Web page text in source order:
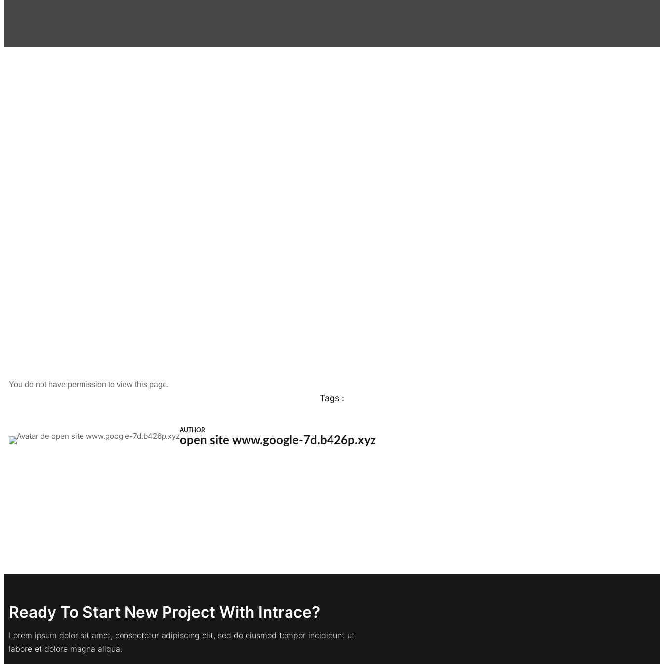
You do not have permission to view this page.
Tags :
AUTHOR
open site www.google-7d.b426p.xyz
Ready To Start New Project With Intrace?
Lorem ipsum dolor sit amet, consectetur adipiscing elit, sed do eiusmod tempor incididunt ut
labore et dolore magna aliqua.